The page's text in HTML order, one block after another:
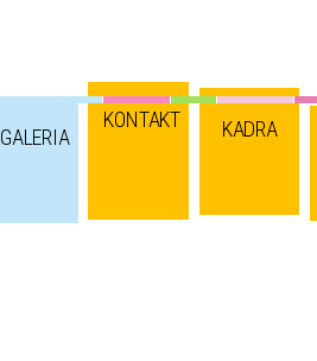
GALERIA
KONTAKT KADRA